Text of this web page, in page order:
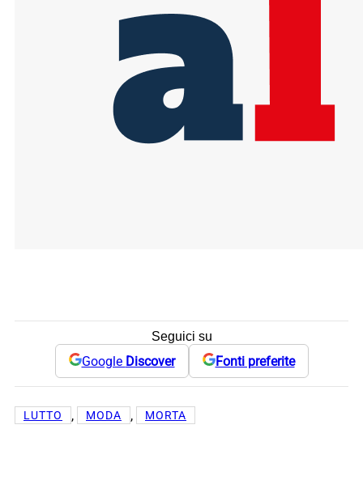
Seguici su
Google Discover Fonti preferite
LUTTO , MODA , MORTA